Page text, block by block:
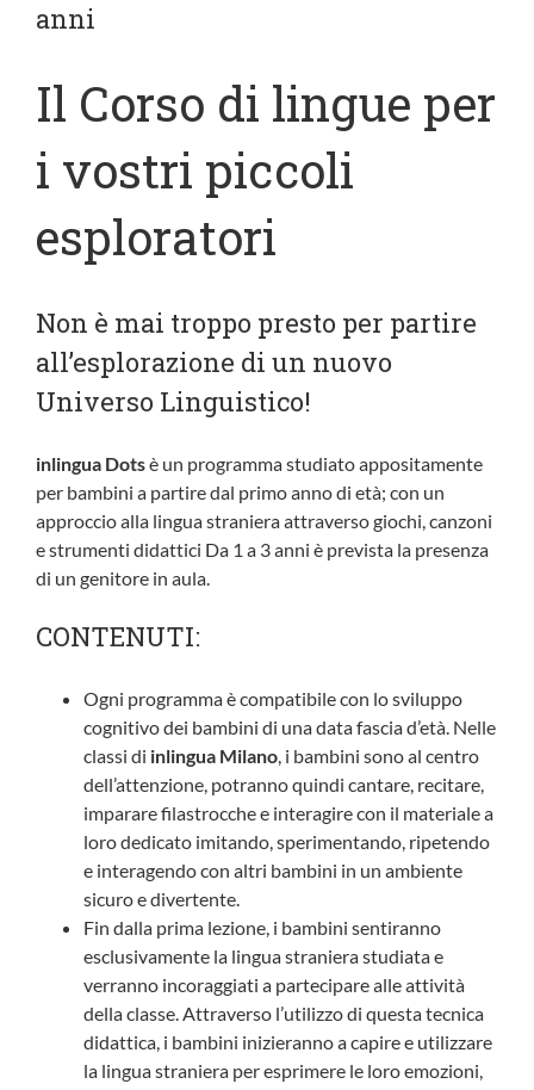
anni
Il Corso di lingue per
i vostri piccoli
esploratori
Non è mai troppo presto per partire
all’esplorazione di un nuovo
Universo Linguistico!
inlingua Dotsè un programma studiato appositamente
per bambini a partire dal primo anno di età; con un
approccio alla lingua straniera attraverso giochi, canzoni
e strumenti didattici Da 1 a 3 anni è prevista la presenza
di un genitore in aula.
CONTENUTI:
Ogni programma è compatibile con lo sviluppo
cognitivo dei bambini di una data fascia d’età. Nelle
classi di inlingua Milano, i bambini sono al centro
dell’attenzione, potranno quindi cantare, recitare,
imparare filastrocche e interagire con il materiale a
loro dedicato imitando, sperimentando, ripetendo
e interagendo con altri bambini in un ambiente
sicuro e divertente.
Fin dalla prima lezione, i bambini sentiranno
esclusivamente la lingua straniera studiata e
verranno incoraggiati a partecipare alle attività
della classe. Attraverso l’utilizzo di questa tecnica
didattica, i bambini inizieranno a capire e utilizzare
la lingua straniera per esprimere le loro emozioni,